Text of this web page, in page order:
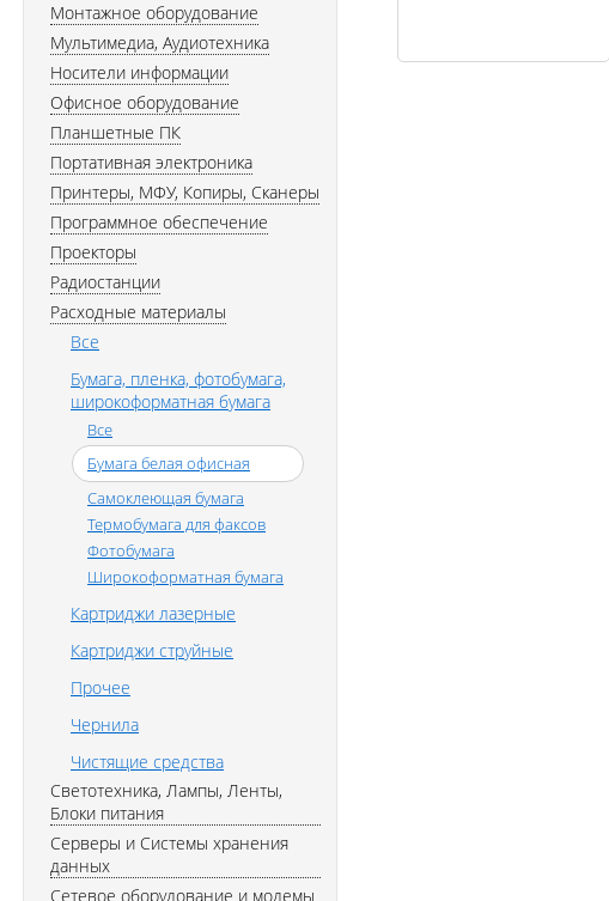
Монтажное оборудование
Мультимедиа, Аудиотехника
Носители информации
Офисное оборудование
Планшетные ПК
Портативная электроника
Принтеры, МФУ, Копиры, Сканеры
Программное обеспечение
Проекторы
Радиостанции
Расходные материалы
Все
Бумага, пленка, фотобумага,
широкоформатная бумага
Все
Бумага белая офисная
Самоклеющая бумага
Термобумага для факсов
Фотобумага
Широкоформатная бумага
Картриджи лазерные
Картриджи струйные
Прочее
Чернила
Чистящие средства
Светотехника, Лампы, Ленты,
Блоки питания
Серверы и Системы хранения
данных
Сетевое оборудование и модемы